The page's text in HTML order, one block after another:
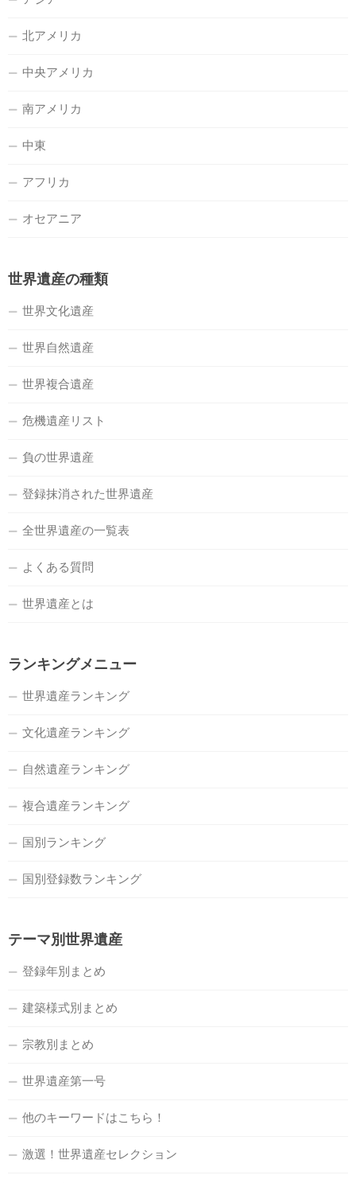
北アメリカ
中央アメリカ
南アメリカ
中東
アフリカ
オセアニア
世界遺産の種類
世界文化遺産
世界自然遺産
世界複合遺産
危機遺産リスト
負の世界遺産
登録抹消された世界遺産
全世界遺産の一覧表
よくある質問
世界遺産とは
ランキングメニュー
世界遺産ランキング
文化遺産ランキング
自然遺産ランキング
複合遺産ランキング
国別ランキング
国別登録数ランキング
テーマ別世界遺産
登録年別まとめ
建築様式別まとめ
宗教別まとめ
世界遺産第一号
他のキーワードはこちら！
激選！世界遺産セレクション